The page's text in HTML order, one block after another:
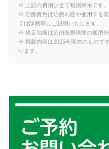
※ 上記の費用は全て税別表示です。
※ 治療費用は治療内容や使用する
くは診断時にご説明いたします。
※ 矯正治療は公的医療保険の適用外
※ 掲載内容は2025年現在のもので
ります。